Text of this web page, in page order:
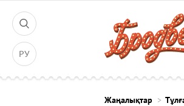
РУ
Жаңалықтар